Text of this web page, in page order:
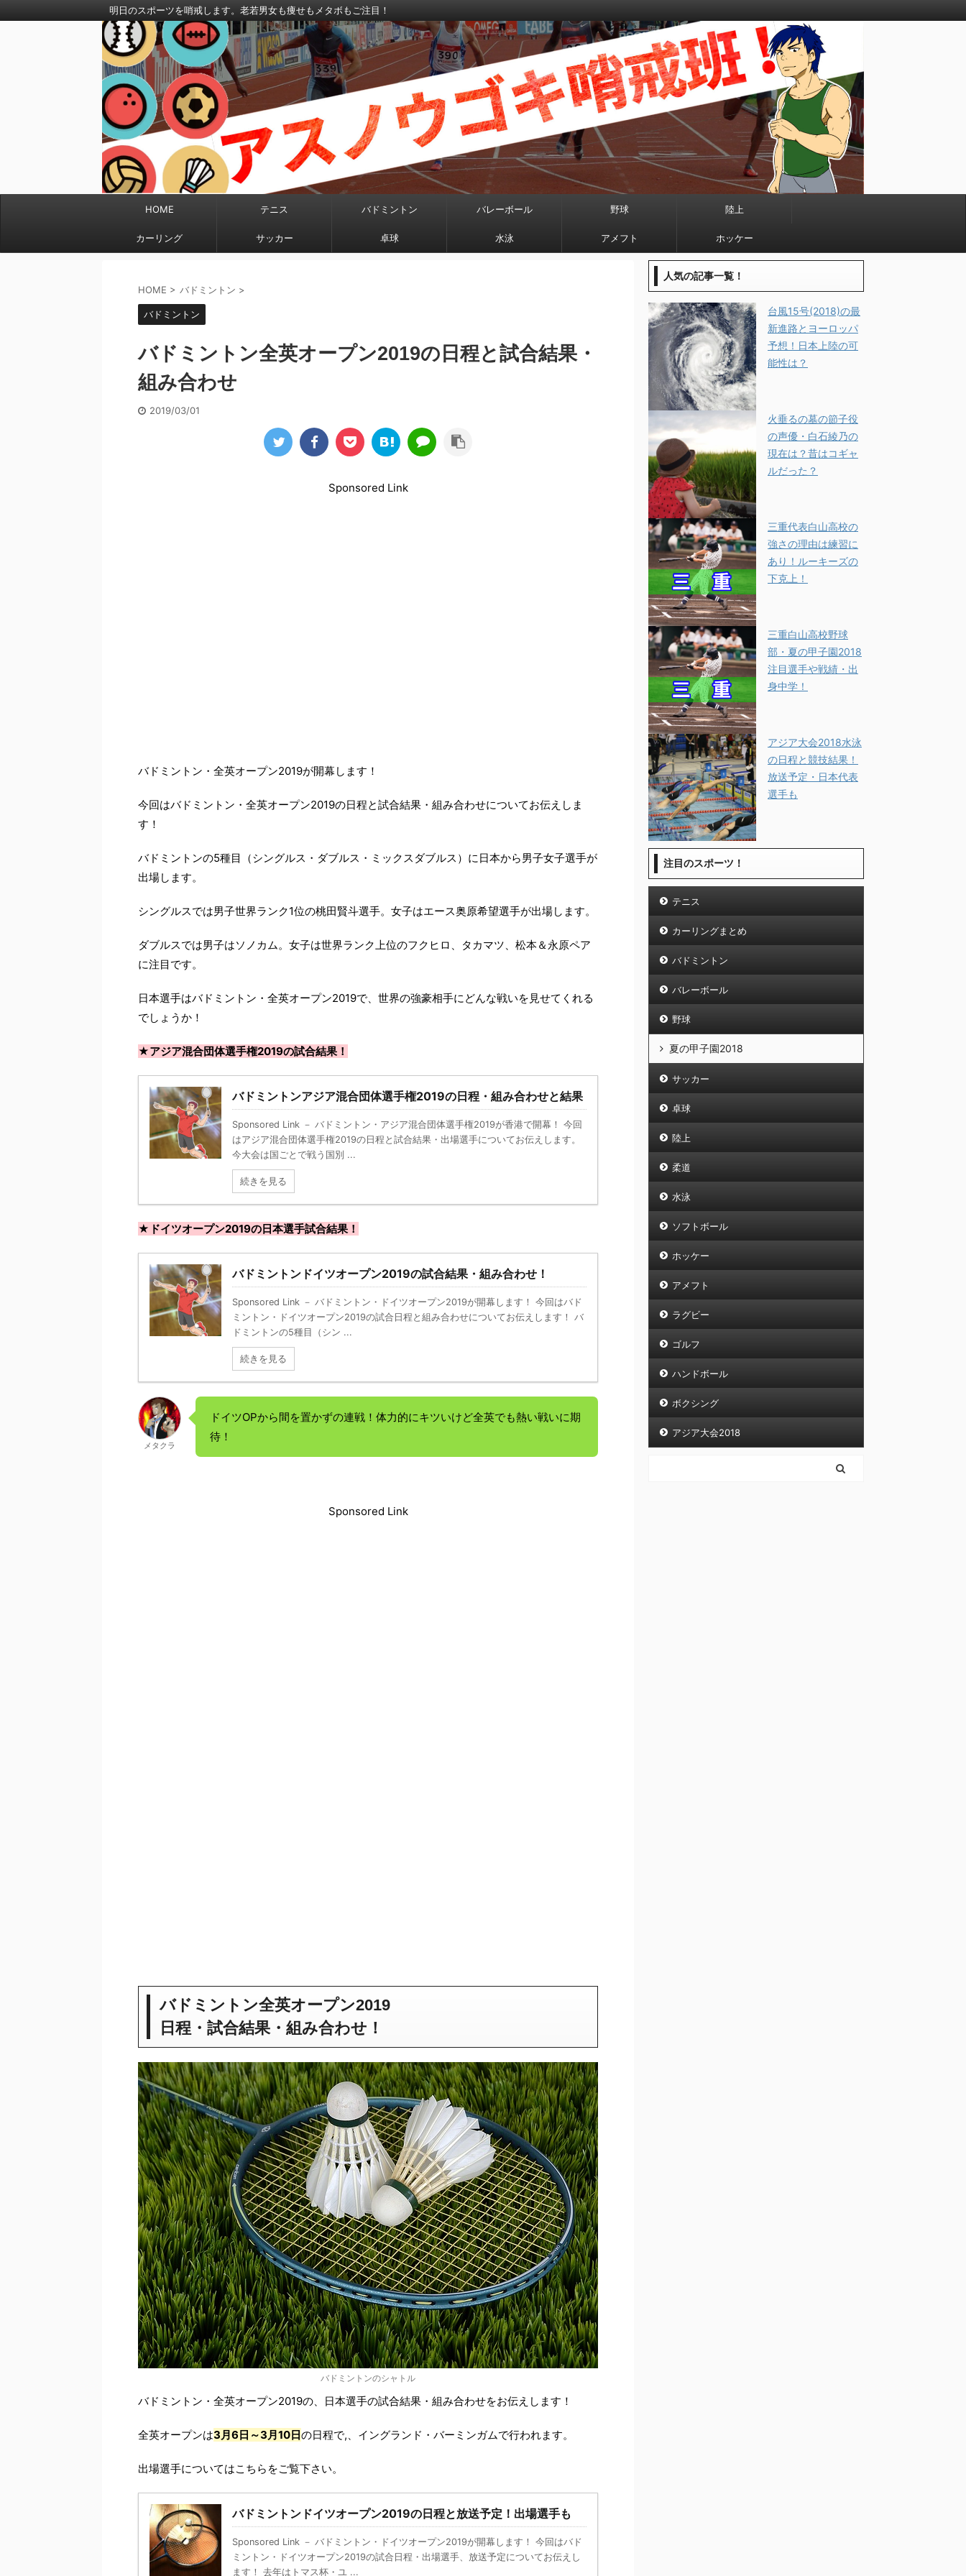
明日のスポーツを哨戒します。老若男女も痩せもメタボもご注目！
HOME テニス バドミントン バレーボール 野球 陸上
カーリング サッカー 卓球 水泳 アメフト ホッケー
HOME > バドミントン >
バドミントン
バドミントン全英オープン2019の日程と試合結果・
組み合わせ
2019/03/01
Sponsored Link
バドミントン・全英オープン2019が開幕します！
今回はバドミントン・全英オープン2019の日程と試合結果・組み合わせについてお伝えしま
す！
バドミントンの5種目（シングルス・ダブルス・ミックスダブルス）に日本から男子女子選手が
出場します。
シングルスでは男子世界ランク1位の桃田賢斗選手。女子はエース奥原希望選手が出場します。
ダブルスでは男子はソノカム。女子は世界ランク上位のフクヒロ、タカマツ、松本＆永原ペア
に注目です。
日本選手はバドミントン・全英オープン2019で、世界の強豪相手にどんな戦いを見せてくれる
でしょうか！
★アジア混合団体選手権2019の試合結果！
バドミントンアジア混合団体選手権2019の日程・組み合わせと結果
Sponsored Link － バドミントン・アジア混合団体選手権2019が香港で開幕！ 今回
はアジア混合団体選手権2019の日程と試合結果・出場選手についてお伝えします。
今大会は国ごとで戦う国別 ...
続きを見る
★ドイツオープン2019の日本選手試合結果！
バドミントンドイツオープン2019の試合結果・組み合わせ！
Sponsored Link － バドミントン・ドイツオープン2019が開幕します！ 今回はバド
ミントン・ドイツオープン2019の試合日程と組み合わせについてお伝えします！ バ
ドミントンの5種目（シン ...
続きを見る
メタクラ
ドイツOPから間を置かずの連戦！体力的にキツいけど全英でも熱い戦いに期
待！
Sponsored Link
バドミントン全英オープン2019
日程・試合結果・組み合わせ！
バドミントンのシャトル
バドミントン・全英オープン2019の、日本選手の試合結果・組み合わせをお伝えします！
全英オープンは3月6日～3月10日の日程で,、イングランド・バーミンガムで行われます。
出場選手についてはこちらをご覧下さい。
バドミントンドイツオープン2019の日程と放送予定！出場選手も
Sponsored Link － バドミントン・ドイツオープン2019が開幕します！ 今回はバド
ミントン・ドイツオープン2019の試合日程・出場選手、放送予定についてお伝えし
ます！ 去年はトマス杯・ユ ...
人気の記事一覧！
台風15号(2018)の最
新進路とヨーロッパ
予想！日本上陸の可
能性は？
火垂るの墓の節子役
の声優・白石綾乃の
現在は？昔はコギャ
ルだった？
三重代表白山高校の
強さの理由は練習に
あり！ルーキーズの
下克上！
三重白山高校野球
部・夏の甲子園2018
注目選手や戦績・出
身中学！
アジア大会2018水泳
の日程と競技結果！
放送予定・日本代表
選手も
注目のスポーツ！
テニス
カーリングまとめ
バドミントン
バレーボール
野球
夏の甲子園2018
サッカー
卓球
陸上
柔道
水泳
ソフトボール
ホッケー
アメフト
ラグビー
ゴルフ
ハンドボール
ボクシング
アジア大会2018